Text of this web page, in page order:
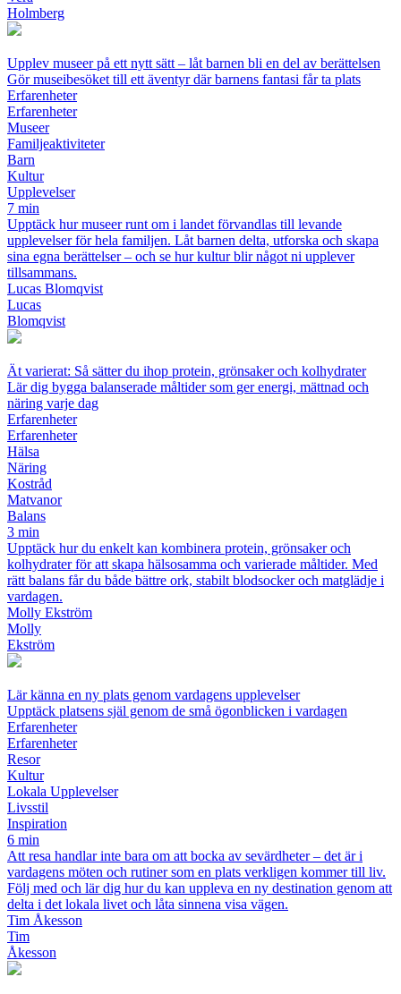
Holmberg
Upplev museer på ett nytt sätt – låt barnen bli en del av berättelsen
Gör museibesöket till ett äventyr där barnens fantasi får ta plats
Erfarenheter
Erfarenheter
Museer
Familjeaktiviteter
Barn
Kultur
Upplevelser
7 min
Upptäck hur museer runt om i landet förvandlas till levande
upplevelser för hela familjen. Låt barnen delta, utforska och skapa
sina egna berättelser – och se hur kultur blir något ni upplever
tillsammans.
Lucas Blomqvist
Lucas
Blomqvist
Ät varierat: Så sätter du ihop protein, grönsaker och kolhydrater
Lär dig bygga balanserade måltider som ger energi, mättnad och
näring varje dag
Erfarenheter
Erfarenheter
Hälsa
Näring
Kostråd
Matvanor
Balans
3 min
Upptäck hur du enkelt kan kombinera protein, grönsaker och
kolhydrater för att skapa hälsosamma och varierade måltider. Med
rätt balans får du både bättre ork, stabilt blodsocker och matglädje i
vardagen.
Molly Ekström
Molly
Ekström
Lär känna en ny plats genom vardagens upplevelser
Upptäck platsens själ genom de små ögonblicken i vardagen
Erfarenheter
Erfarenheter
Resor
Kultur
Lokala Upplevelser
Livsstil
Inspiration
6 min
Att resa handlar inte bara om att bocka av sevärdheter – det är i
vardagens möten och rutiner som en plats verkligen kommer till liv.
Följ med och lär dig hur du kan uppleva en ny destination genom att
delta i det lokala livet och låta sinnena visa vägen.
Tim Åkesson
Tim
Åkesson